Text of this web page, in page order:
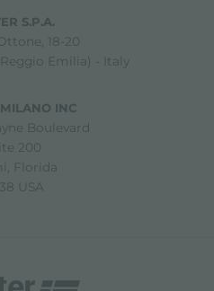
S.P.A.
18-20
Emilia) - Italy
INC
Boulevard
200
Florida
USA